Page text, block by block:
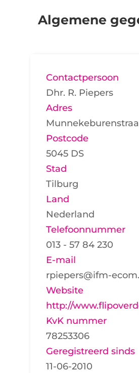
Algemene
Contactpersoon
Dhr. R. Piepers
Adres
Postcode
5045 DS
Stad
Tilburg
Land
Nederland
Telefoonnummer
013 - 57 84 230
E-mail
rpiepers@ifm-
Website
http://
KvK nummer
78253306
Geregistreerd sinds
11-06-2010